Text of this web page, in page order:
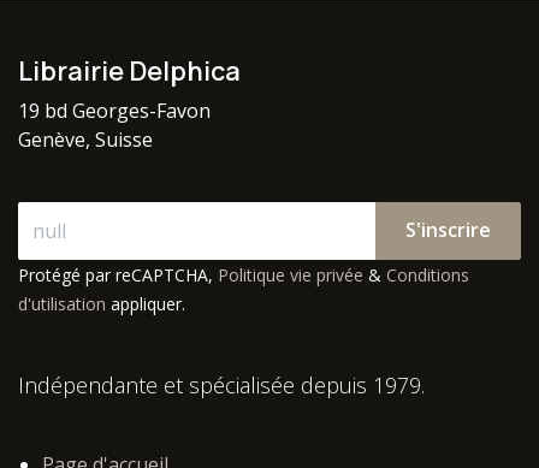
Librairie Delphica
19 bd Georges-Favon
Genève, Suisse
S'inscrire
Protégé par reCAPTCHA, Politique vie privée & Conditions
d'utilisation appliquer.
Indépendante et spécialisée depuis 1979.